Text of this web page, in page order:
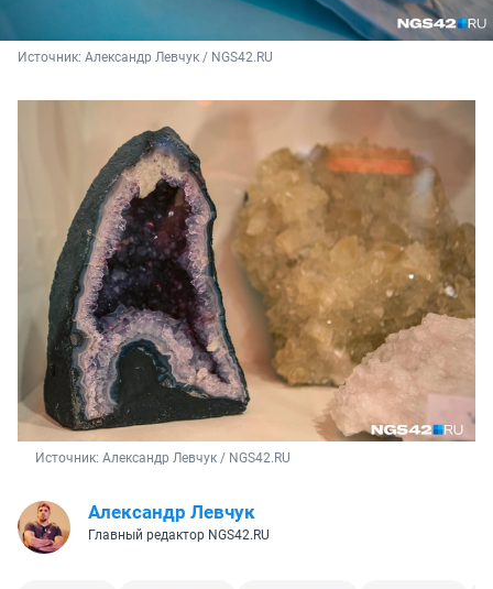
Источник: Александр Левчук / NGS42.RU
Источник: Александр Левчук / NGS42.RU
Александр Левчук
Главный редактор NGS42.RU